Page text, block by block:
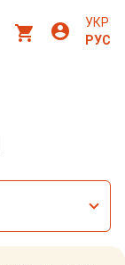
shopping_cart account_circle
УКР
РУС